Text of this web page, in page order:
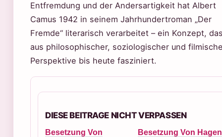
Entfremdung und der Andersartigkeit hat Albert
Camus 1942 in seinem Jahrhundertroman „Der
Fremde“ literarisch verarbeitet – ein Konzept,
aus philosophischer, soziologischer und
Perspektive bis heute fasziniert.
DIESE BEITRAGE NICHT VERPASSEN
Besetzung Von
Besetzung Von Hagen